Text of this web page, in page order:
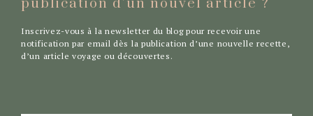
publication d’un nouvel article ?
Inscrivez-vous à la newsletter du blog pour recevoir une
notification par email dès la publication d’une nouvelle recette,
d’un article voyage ou découvertes.